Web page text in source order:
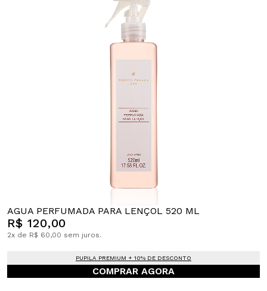
AGUA PERFUMADA PARA LENÇOL 520 ML
R$ 120,00
2x de R$ 60,00 sem juros.
PUPILA PREMIUM + 10% DE DESCONTO
COMPRAR AGORA